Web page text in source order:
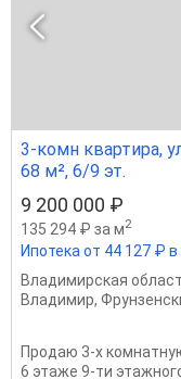
3-комн квартира,
68 м², 6/9 эт.
9 200 000 ₽
135 294 ₽ за м2
Ипотека от 44 127 ₽
Владимирская
Владимир,
Продаю 3-х
6 этаже 9-ти